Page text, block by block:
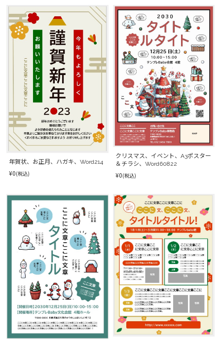
年賀状、お正月、ハガキ、Word214
¥0(税込)
クリスマス、イベント、A3ポスター
＆チラシ、Word60822
¥0(税込)